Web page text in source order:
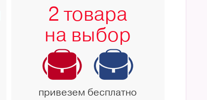
2 товара
на выбор
привезем бесплатно